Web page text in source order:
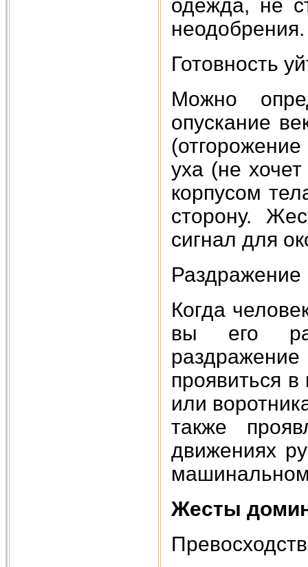
одежда, не
неодобрения.
Готовность
Можно
опускание
уха (не
корпусом
сторону.
сигнал для
Раздражение
Когда
вы его
проявиться
или
также
движениях
Жесты